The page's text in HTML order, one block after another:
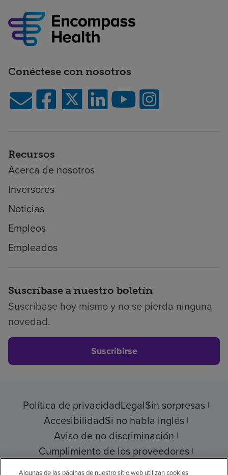
Conéctese con nosotros
Recursos
Acerca de nosotros
Inversores
Noticias
Empleos
Empleados
Suscríbase a nuestro boletín
Suscríbase hoy mismo y no se pierda ninguna
novedad.
Suscribirse
Política de privacidadLegalSin sorpresas
AccesibilidadSi no habla inglés
Aviso de no discriminación
Cumplimiento de los proveedores
Transparencia de precios
Algunas de las páginas de nuestro sitio web utilizan cookies